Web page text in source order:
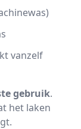
vanzelf
gebruik.
het laken